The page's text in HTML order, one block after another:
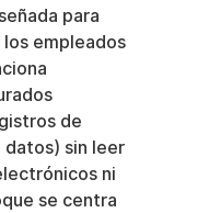
para
empleados
de
datos) sin leer
ni
se centra